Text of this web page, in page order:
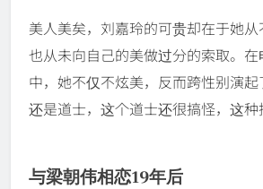
美人美矣，刘嘉玲的可贵却在于她从
也从未向自己的美做过分的索取。在
中，她不仅不炫美，反而跨性别演
还是道士，这个道士还很搞怪，这种
与梁朝伟相恋19年后